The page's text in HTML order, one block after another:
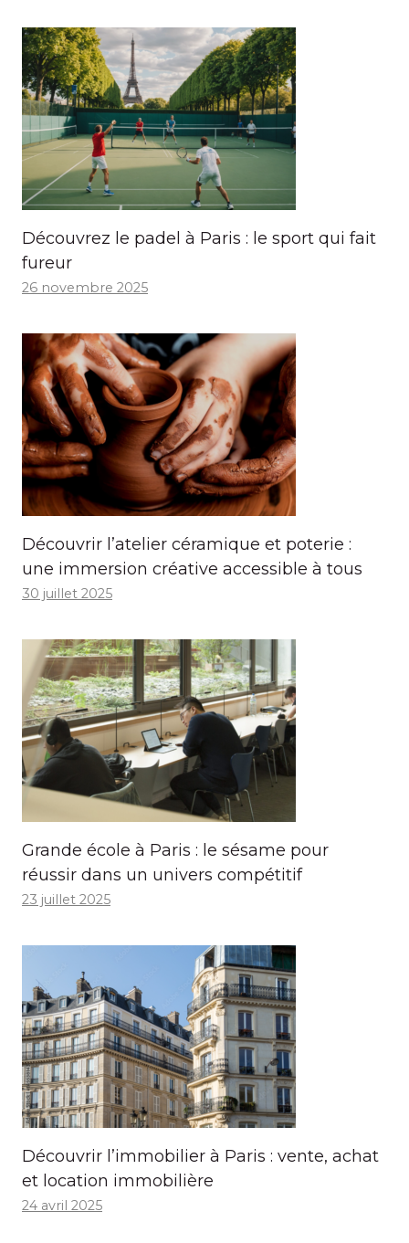
Découvrez le padel à Paris : le sport qui fait
fureur
26 novembre 2025
Découvrir l’atelier céramique et poterie :
une immersion créative accessible à tous
30 juillet 2025
Grande école à Paris : le sésame pour
réussir dans un univers compétitif
23 juillet 2025
Découvrir l’immobilier à Paris : vente, achat
et location immobilière
24 avril 2025